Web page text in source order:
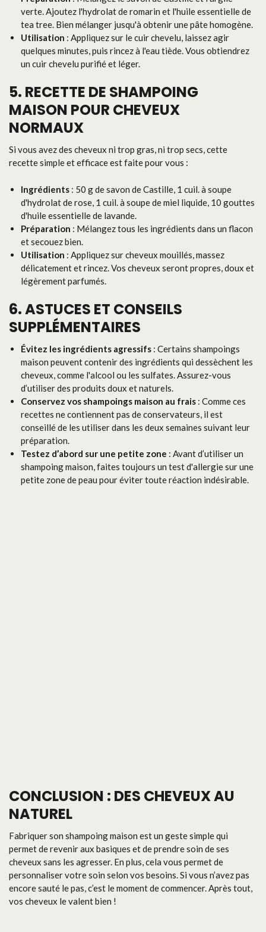
verte. Ajoutez l'hydrolat de romarin et l'huile essentielle de
tea tree. Bien mélanger jusqu'à obtenir une pâte homogène.
Utilisation : Appliquez sur le cuir chevelu, laissez agir
quelques minutes, puis rincez à l'eau tiède. Vous obtiendrez
un cuir chevelu purifié et léger.
5. RECETTE DE SHAMPOING
MAISON POUR CHEVEUX
NORMAUX
Si vous avez des cheveux ni trop gras, ni trop secs, cette
recette simple et efficace est faite pour vous :
Ingrédients : 50 g de savon de Castille, 1 cuil. à soupe
d'hydrolat de rose, 1 cuil. à soupe de miel liquide, 10 gouttes
d'huile essentielle de lavande.
Préparation : Mélangez tous les ingrédients dans un flacon
et secouez bien.
Utilisation : Appliquez sur cheveux mouillés, massez
délicatement et rincez. Vos cheveux seront propres, doux et
légèrement parfumés.
6. ASTUCES ET CONSEILS
SUPPLÉMENTAIRES
Évitez les ingrédients agressifs : Certains shampoings
maison peuvent contenir des ingrédients qui dessèchent les
cheveux, comme l'alcool ou les sulfates. Assurez-vous
d’utiliser des produits doux et naturels.
Conservez vos shampoings maison au frais : Comme ces
recettes ne contiennent pas de conservateurs, il est
conseillé de les utiliser dans les deux semaines suivant leur
préparation.
Testez d’abord sur une petite zone : Avant d’utiliser un
shampoing maison, faites toujours un test d'allergie sur une
petite zone de peau pour éviter toute réaction indésirable.
CONCLUSION : DES CHEVEUX AU
NATUREL
Fabriquer son shampoing maison est un geste simple qui
permet de revenir aux basiques et de prendre soin de ses
cheveux sans les agresser. En plus, cela vous permet de
personnaliser votre soin selon vos besoins. Si vous n’avez pas
encore sauté le pas, c’est le moment de commencer. Après tout,
vos cheveux le valent bien !